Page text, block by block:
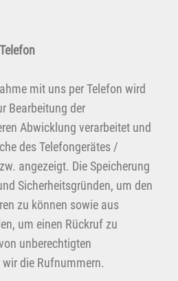
mit uns per Telefon wird
Bearbeitung der
Abwicklung verarbeitet und
des Telefongerätes /
angezeigt. Die Speicherung
Sicherheitsgründen, um den
zu können sowie aus
um einen Rückruf zu
unberechtigten
die Rufnummern.